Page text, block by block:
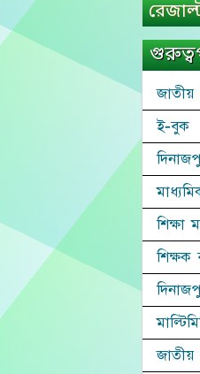
জাতীয়
ই-বুক
শিক্ষা
শিক্ষক
জাতীয়